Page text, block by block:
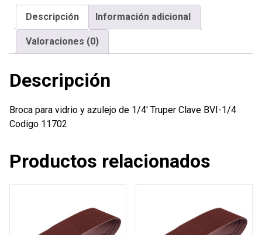
de
Truper
cantidad
Descripción Información adicional
Valoraciones (0)
Descripción
Broca para vidrio y azulejo de 1/4′ Truper Clave BVI-1/4
Codigo 11702
Productos relacionados